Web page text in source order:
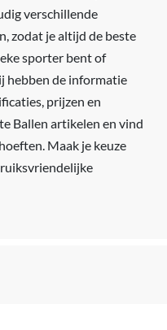
verschillende
zodat je altijd de beste
sporter bent of
hebben de informatie
prijzen en
Ballen artikelen en vind
Maak je keuze